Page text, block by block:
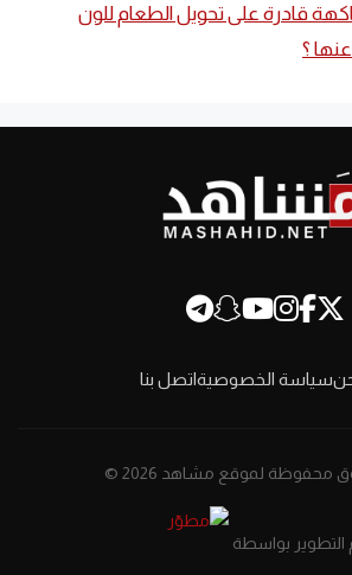
قادرة على تحويل الطعام للون
؟
سياسة الخصوصيةاتصل بنا
محفوظة لموقع مشاهد 2026 ©
التطوير بواسطة